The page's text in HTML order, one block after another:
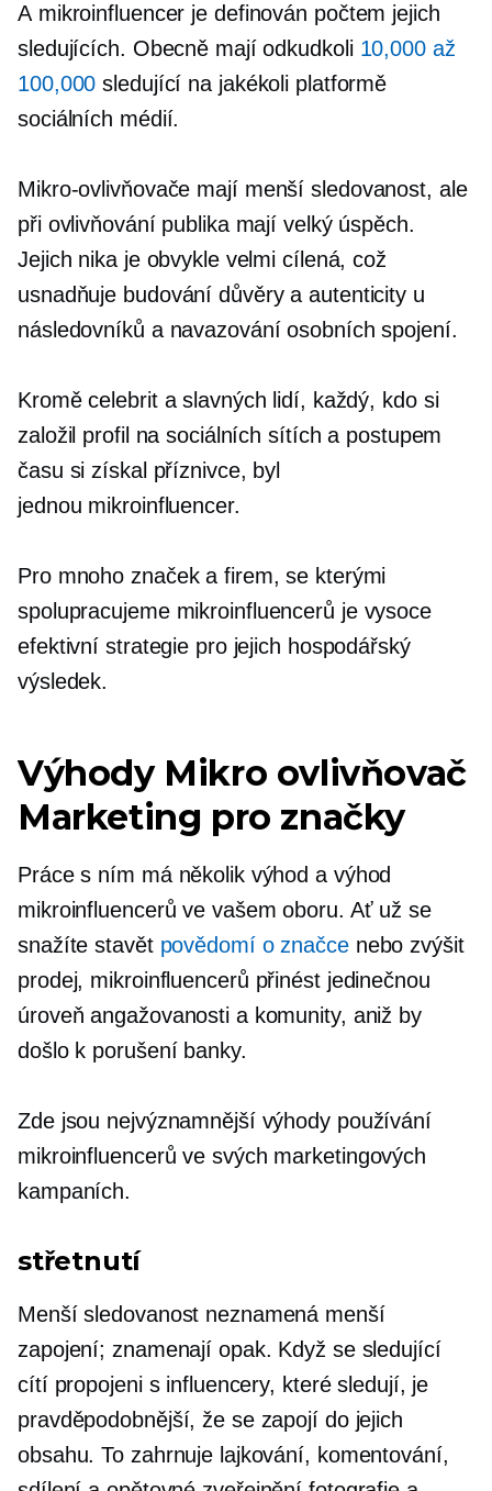
A mikroinfluencer je definován počtem jejich
sledujících. Obecně mají odkudkoli 10,000 až
100,000 sledující na jakékoli platformě
sociálních médií.
Mikro-ovlivňovače mají menší sledovanost, ale
při ovlivňování publika mají velký úspěch.
Jejich nika je obvykle velmi cílená, což
usnadňuje budování důvěry a autenticity u
následovníků a navazování osobních spojení.
Kromě celebrit a slavných lidí, každý, kdo si
založil profil na sociálních sítích a postupem
času si získal příznivce, byl
jednou mikroinfluencer.
Pro mnoho značek a firem, se kterými
spolupracujeme mikroinfluencerů je vysoce
efektivní strategie pro jejich hospodářský
výsledek.
Výhody Mikro ovlivňovač
Marketing pro značky
Práce s ním má několik výhod a výhod
mikroinfluencerů ve vašem oboru. Ať už se
snažíte stavět povědomí o značcenebo zvýšit
prodej, mikroinfluencerů přinést jedinečnou
úroveň angažovanosti a komunity, aniž by
došlo k porušení banky.
Zde jsou nejvýznamnější výhody používání
mikroinfluencerů ve svých marketingových
kampaních.
střetnutí
Menší sledovanost neznamená menší
zapojení; znamenají opak. Když se sledující
cítí propojeni s influencery, které sledují, je
pravděpodobnější, že se zapojí do jejich
obsahu. To zahrnuje lajkování, komentování,